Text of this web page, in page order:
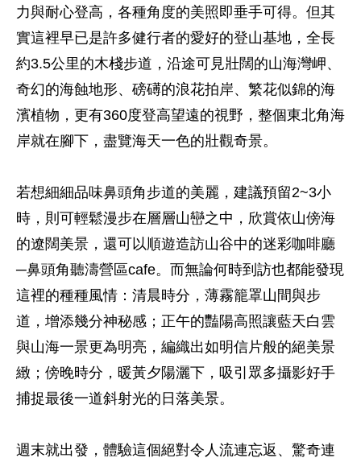
力與耐心登高，各種角度的美照即垂手可得。但其
實這裡早已是許多健行者的愛好的登山基地，全長
約3.5公里的木棧步道，沿途可見壯闊的山海灣岬、
奇幻的海蝕地形、磅礡的浪花拍岸、繁花似錦的海
濱植物，更有360度登高望遠的視野，整個東北角海
岸就在腳下，盡覽海天一色的壯觀奇景。
若想細細品味鼻頭角步道的美麗，建議預留2~3小
時，則可輕鬆漫步在層層山巒之中，欣賞依山傍海
的遼闊美景，還可以順遊造訪山谷中的迷彩咖啡廳
─鼻頭角聽濤營區cafe。而無論何時到訪也都能發現
這裡的種種風情：清晨時分，薄霧籠罩山間與步
道，增添幾分神秘感；正午的豔陽高照讓藍天白雲
與山海一景更為明亮，編織出如明信片般的絕美景
緻；傍晚時分，暖黃夕陽灑下，吸引眾多攝影好手
捕捉最後一道斜射光的日落美景。
週末就出發，體驗這個絕對令人流連忘返、驚奇連